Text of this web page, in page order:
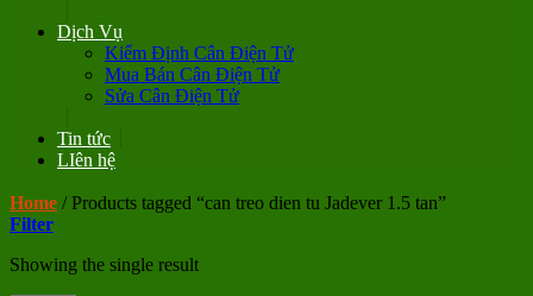
Dịch Vụ
Kiểm Định Cân Điện Tử
Mua Bán Cân Điện Tử
Sửa Cân Điện Tử
Tin tức
LIên hệ
Home /Products tagged “can treo dien tu Jadever 1.5 tan”
Filter
Showing the single result